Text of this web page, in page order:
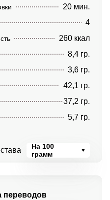
20 мин.
4
260 ккал
8,4 гр.
3,6 гр.
42,1 гр.
37,2 гр.
5,7 гр.
На 100
грамм
переводов